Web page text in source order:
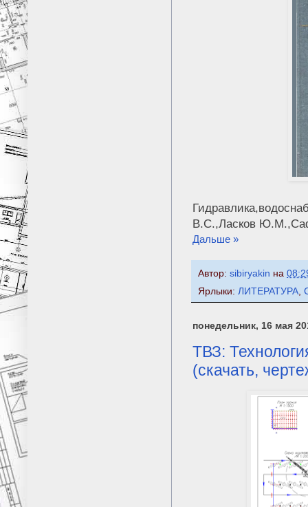
В.С.,Ласков
Дальше »
Автор: sibiryakin на
Ярлыки: ЛИТЕРАТУРА,
понедельник, 16 мая
ТВЗ:
(скачать,